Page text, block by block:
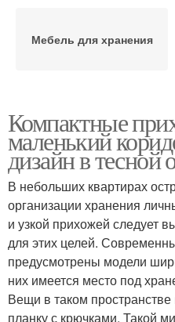
Мебель для хранения
Компактные
маленький
дизайн в тесной
В небольших квартирах
организации хранения
и узкой прихожей следует
для этих целей.
предусмотрены модели
них имеется место под
Вещи в таком
планку с крючками. Такой